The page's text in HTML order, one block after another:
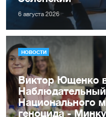
6 августа 2026
НОВОСТИ
Виктор Ющенко
Национального
геноцида -